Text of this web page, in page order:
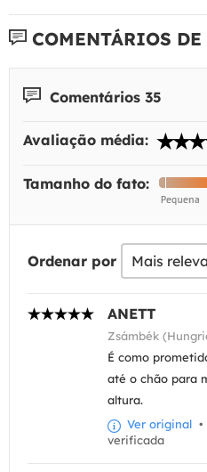
COMENTÁRIOS
Comentários 35
Avaliação média:
Tamanho do fato:
Ordenar por
ANETT
Zsámbék
É como
até o chão para
altura.
Ver original •
verificada